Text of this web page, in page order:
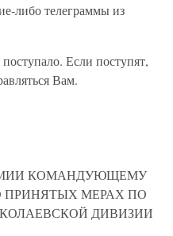
либо телеграммы из
Если поступят,
Вам.
КОМАНДУЮЩЕМУ
МЕРАХ ПО
ДИВИЗИИ